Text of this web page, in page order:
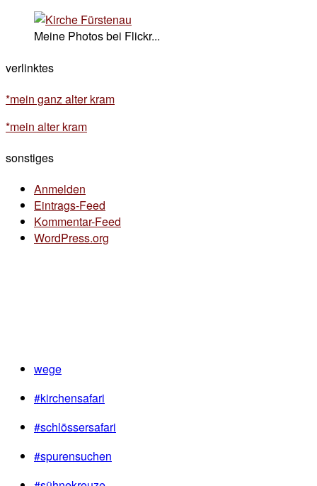
Meine Photos bei Flickr...
verlinktes
*mein ganz alter kram
*mein alter kram
sonstiges
Anmelden
Eintrags-Feed
Kommentar-Feed
WordPress.org
wege
#kirchensafari
#schlössersafari
#spurensuchen